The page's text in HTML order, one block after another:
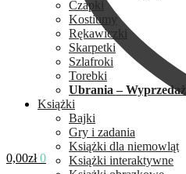
0,00zł 0
Czapki
Kostiumy
Rękawiczki
Skarpetki
Szlafroki
Torebki
Ubrania – Wyprzedaż
Książki
Bajki
Gry i zadania
Książki dla niemowląt
Książki interaktywne